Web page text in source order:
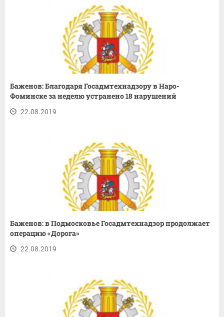
Баженов: Благодаря Госадмтехнадзору в Наро-
Фоминске за неделю устранено 18 нарушений
22.08.2019
Баженов: в Подмосковье Госадмтехнадзор продолжает
операцию «Дорога»
22.08.2019